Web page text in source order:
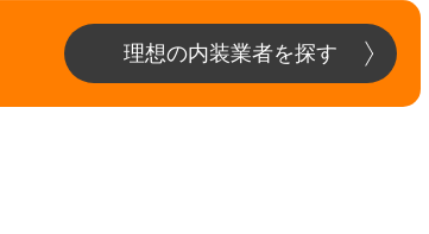
理想の内装業者を探す